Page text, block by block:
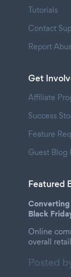
Tutorials
Contact
Report
Get
Affiliate
Success
Feature
Guest Blog
Featured
Converting
Black
Online
overall
Posted